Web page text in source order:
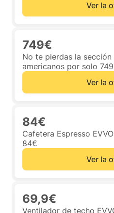
Ver la
749€
No te pierdas la
americanos por solo
Ver la
84€
Cafetera Espresso
84€
Ver la
69,9€
Ventilador de techo